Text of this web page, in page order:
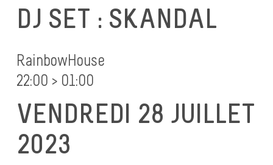
DJ SET : SKANDAL
RainbowHouse
22:00 > 01:00
VENDREDI 28 JUILLET
2023